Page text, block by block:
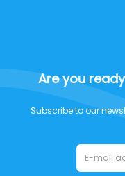
Are you
Subscribe to our